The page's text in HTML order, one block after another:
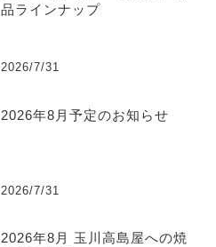
品ラインナップ
2026/7/31
2026年8月予定のお知らせ
2026/7/31
2026年8月 玉川高島屋への焼